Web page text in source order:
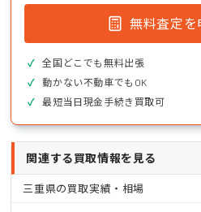
無料査定を
全国どこでも無料出張
動かない不動車でもOK
最短当日現金手続き買取可
関連する買取情報を見る
三重県の買取実績・相場